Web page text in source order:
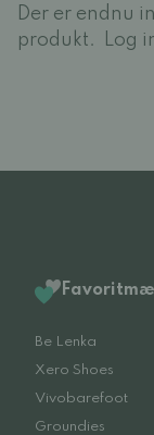
Der er endnu
produkt.
Log
Be Lenka
Xero Shoes
Vivobarefoot
Groundies